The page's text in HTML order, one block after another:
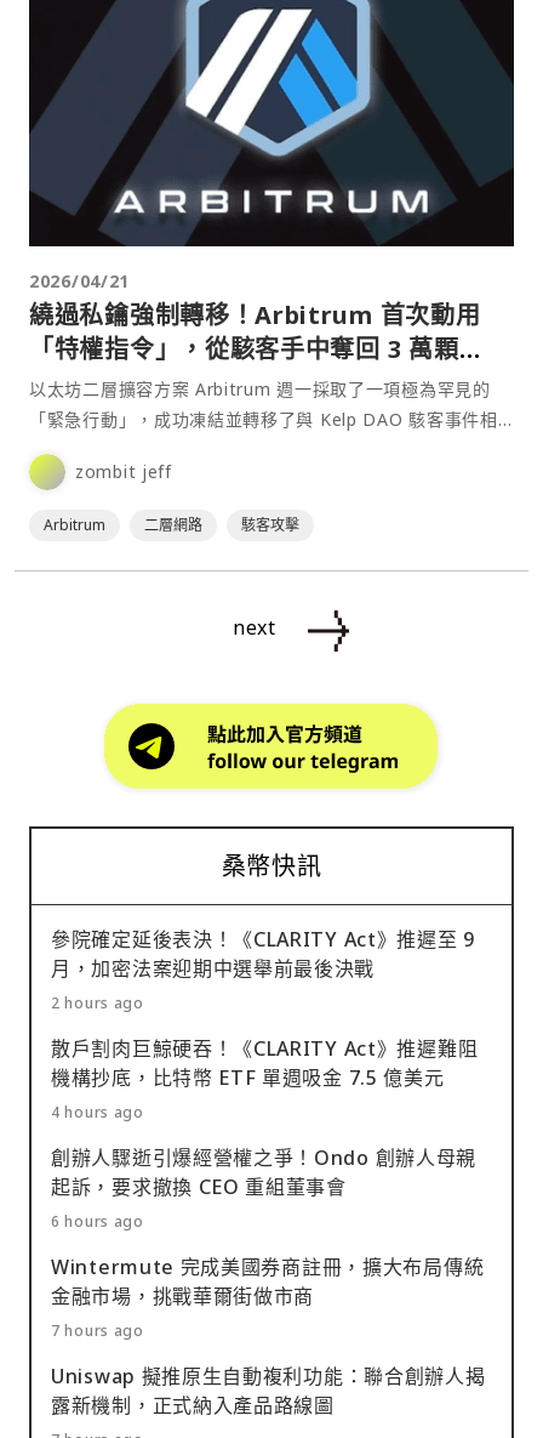
2026/04/21
繞過私鑰強制轉移！Arbitrum 首次動用
「特權指令」，從駭客手中奪回 3 萬顆
ETH
以太坊二層擴容方案 Arbitrum 週一採取了一項極為罕見的
「緊急行動」，成功凍結並轉移了與 Kelp DAO 駭客事件相
關的 30,766 顆以太幣（ETH），⋯
zombit jeff
Arbitrum 二層網路 駭客攻擊
next
桑幣快訊
參院確定延後表決！《CLARITY Act》推遲至 9
月，加密法案迎期中選舉前最後決戰
2 hours ago
散戶割肉巨鯨硬吞！《CLARITY Act》推遲難阻
機構抄底，比特幣 ETF 單週吸金 7.5 億美元
4 hours ago
創辦人驟逝引爆經營權之爭！Ondo 創辦人母親
起訴，要求撤換 CEO 重組董事會
6 hours ago
Wintermute 完成美國券商註冊，擴大布局傳統
金融市場，挑戰華爾街做市商
7 hours ago
Uniswap 擬推原生自動複利功能：聯合創辦人揭
露新機制，正式納入產品路線圖